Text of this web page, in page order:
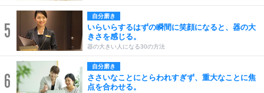
5
自分磨き
いらいらするはずの瞬間に笑顔になると、器の大
きさを感じる。
器の大きい人になる30の方法
6
自分磨き
ささいなことにとらわれすぎず、重大なことに焦
点を合わせる。